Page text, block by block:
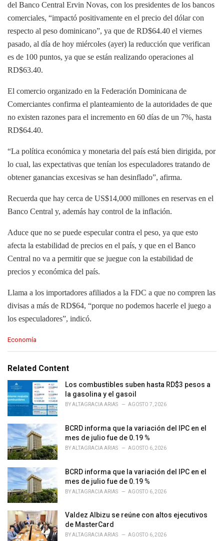
del Banco Central Ervin Novas, con los presidentes de los bancos
comerciales, “impactó positivamente en el precio del dólar con
respecto al peso dominicano”, ya que de RD$64.40 el viernes
pasado, al día de hoy miércoles (ayer) la reducción que verifican
es de 100 puntos, ya que se están realizando operaciones al
RD$63.40.
El comercio organizado en la Federación Dominicana de
Comerciantes confirma el planteamiento de la autoridades de que
no existen razones para el incremento en 60 días de un 7%, hasta
RD$64.40.
“La política económica y monetaria del país está bien dirigida, por
lo cual, las expectativas que tenían los especuladores tratando de
obtener ganancias excesivas se han desinflado”, afirma.
Recuerda que hay cerca de US$14,000 millones en reservas en el
Banco Central y, además hay control de la inflación.
Aduce que no se puede especular contra el peso, ya que esto
afecta la estabilidad de precios en el país, y que en el Banco
Central no va a permitir que se juegue con la estabilidad de
precios y económica del país.
Llama a los importadores afiliados a la FDC a que no compren las
divisas a más de RD$64, “porque no podemos hacerle el juego a
los especuladores”, indicó.
C
e
o
r
i
e
:
Economía
Related Content
Los combustibles suben hasta RD$3 pesos a
la gasolina y el gasoil
BYALTAGRACIA ARIAS AGOSTO 7, 2026
BCRD informa que la variación del IPC en el
mes de julio fue de 0.19 %
BYALTAGRACIA ARIAS AGOSTO 6, 2026
BCRD informa que la variación del IPC en el
mes de julio fue de 0.19 %
BYALTAGRACIA ARIAS AGOSTO 6, 2026
Valdez Albizu se reúne con altos ejecutivos
de MasterCard
BYALTAGRACIA ARIAS AGOSTO 6, 2026